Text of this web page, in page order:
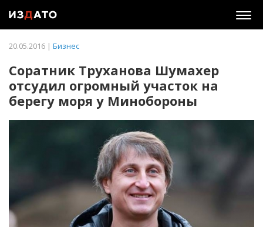
20.05.2016 | Бизнес
Соратник Труханова Шумахер
отсудил огромный участок на
берегу моря у Минобороны